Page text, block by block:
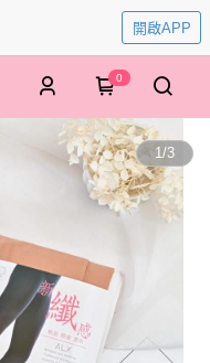
開啟APP
0
1/3